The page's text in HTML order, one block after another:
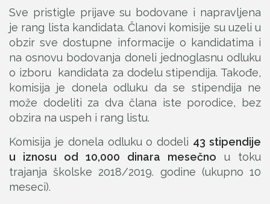
Sve pristigle prijave su bodovane i napravljena
je rang lista kandidata. Članovi komisije su uzeli u
obzir sve dostupne informacije o kandidatima i
na osnovu bodovanja doneli jednoglasnu odluku
o izboru kandidata za dodelu stipendija. Takođe,
komisija je donela odluku da se stipendija ne
može dodeliti za dva člana iste porodice, bez
obzira na uspeh i rang listu.
Komisija je donela odluku o dodeli 43 stipendije
u iznosu od 10,000 dinara mesečno u toku
trajanja školske 2018/2019. godine (ukupno 10
meseci).